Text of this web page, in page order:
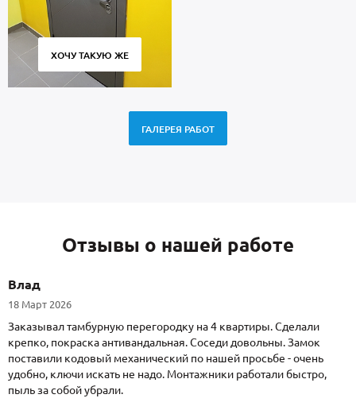
ХОЧУ ТАКУЮ ЖЕ
ГАЛЕРЕЯ РАБОТ
Отзывы о нашей работе
Влад
18 Март 2026
Заказывал тамбурную перегородку на 4 квартиры. Сделали
крепко, покраска антивандальная. Соседи довольны. Замок
поставили кодовый механический по нашей просьбе - очень
удобно, ключи искать не надо. Монтажники работали быстро,
пыль за собой убрали.